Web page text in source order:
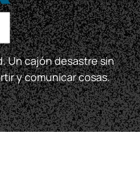
Un cajón desastre sin
y comunicar cosas.